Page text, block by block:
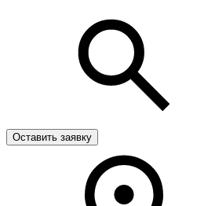
Оставить заявку